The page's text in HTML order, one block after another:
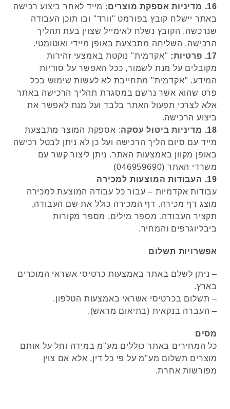
16. מדיניות אספקת מוצרים
: מייד לאחר ביצוע רכישה
באתר יישלח קובץ בפורמט "וורד" ובו תוכן העבודה
שנרכשה. הקובץ נשלח לאימייל שצוין בעת תהליך
הרכישה. השליחה מתבצעת באופן מיידי ואוטומטי.
17.
פרטיות: "אקדמית" נוקטת באמצעי זהירות
מקובלים על מנת לשמור, ככל האפשר על סודיות
המידע. "אקדמית" מתחייבת לא לעשות שימוש בכל
פרט שהוא אשר נרשם במסגרת תהליך הרכישה באתר
אלא לצרכי תפעול האתר בלבד ועל מנת לאפשר את
ביצוע הרכישה.
18.
מדיניות ביטול עסקה: אספקת המוצר מתבצעת
מייד עם סיום הליך הרכישה ועל כן לא ניתן לבטל רכישה
באופן מקוון באמצעות האתר. ניתן ליצור קשר עם
משרדי האתר (046959690)
19. העבודות המוצעות למכירה
עבודות אקדמיות – עבור כל עבודה המוצעת למכירה
מוצג דף מכירה. דף המכירה כולל את שם העבודה,
תקציר העבודה, מספר מילים, מספר מקורות
ביבליוגרפים והמחיר.
אפשרויות תשלום
– ניתן לשלם באתר באמצעות כרטיסי אשראי המוכרים
בארץ.
– תשלום בכרטיסי אשראי באמצעות הטלפון.
– העברה בנקאית (בתיאום מראש).
מסים
כל המחירים באתר כוללים מע"מ במידה וחל על אותם
מוצרים תשלום מע"מ על פי כל דין, אלא אם צוין
מפורשות אחרת.